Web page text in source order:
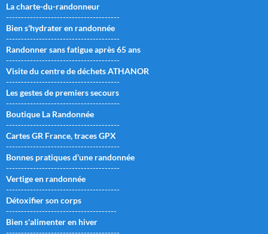
La charte-du-randonneur
--------------------------------------
Bien s'hydrater en randonnée
--------------------------------------
Randonner sans fatigue après 65 ans
--------------------------------------
Visite du centre de déchets ATHANOR
--------------------------------------
Les gestes de premiers secours
--------------------------------------
Boutique La Randonnée
--------------------------------------
Cartes GR France, traces GPX
--------------------------------------
Bonnes pratiques d'une randonnée
--------------------------------------
Vertige en randonnée
--------------------------------------
Détoxifier son corps
-------------------------------------
Bien s'alimenter en hiver